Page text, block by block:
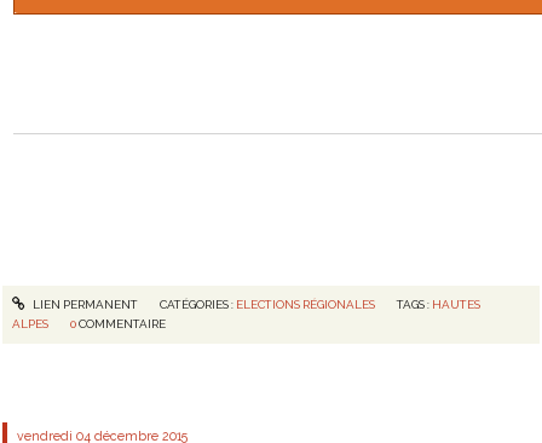
LIEN PERMANENT CATÉGORIES : ELECTIONS RÉGIONALES TAGS : HAUTES
ALPES
0 COMMENTAIRE
vendredi 04 décembre 2015